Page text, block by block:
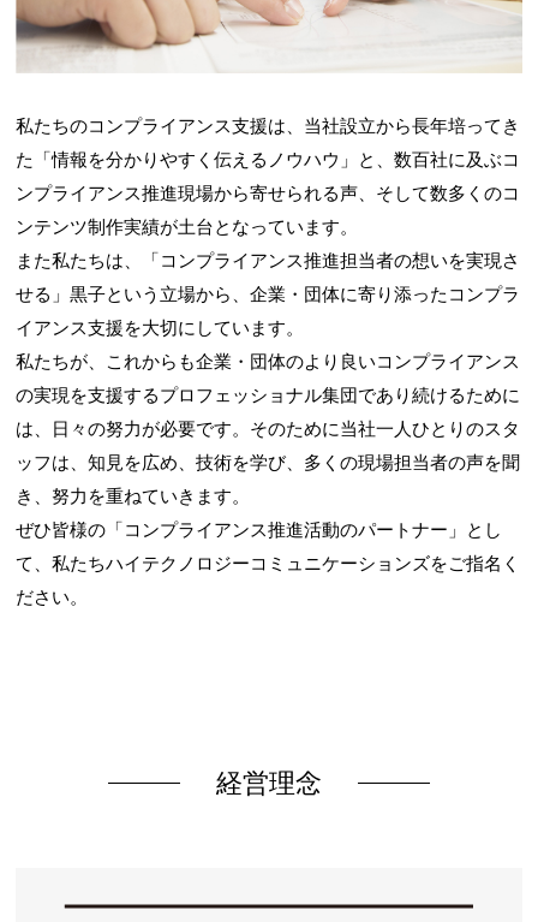
私たちのコンプライアンス支援は、当社設立から長年培ってき
た「情報を分かりやすく伝えるノウハウ」と、数百社に及ぶコ
ンプライアンス推進現場から寄せられる声、そして数多くのコ
ンテンツ制作実績が土台となっています。
また私たちは、「コンプライアンス推進担当者の想いを実現さ
せる」黒子という立場から、企業・団体に寄り添ったコンプラ
イアンス支援を大切にしています。
私たちが、これからも企業・団体のより良いコンプライアンス
の実現を支援するプロフェッショナル集団であり続けるために
は、日々の努力が必要です。そのために当社一人ひとりのスタ
ッフは、知見を広め、技術を学び、多くの現場担当者の声を聞
き、努力を重ねていきます。
ぜひ皆様の「コンプライアンス推進活動のパートナー」とし
て、私たちハイテクノロジーコミュニケーションズをご指名く
ださい。
経営理念